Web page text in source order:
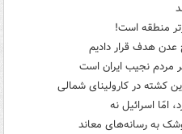
منطقه است!
هدف قرار دادیم
مردم نجیب ایران است
کشته در کارولینای شمالی
اسرائیل نه
به رسانه‌های معاند